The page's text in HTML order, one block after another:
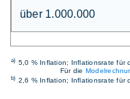
über 1.000.000
a) 5,0 % Inflation; Inflationsrate für
Für die
b) 2,6 % Inflation; Inflationsrate für